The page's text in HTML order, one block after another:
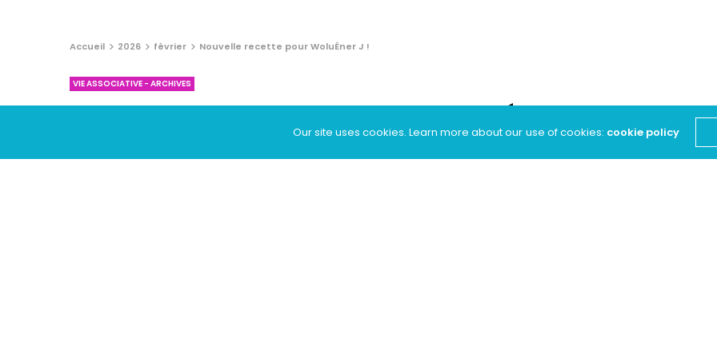
Accueil 2026 février Nouvelle recette pour WoluÉner J !
VIE ASSOCIATIVE - ARCHIVES
Nouvelle recette pour WoluÉner J !
Our site uses cookies. Learn more about our use of cookies: cookie policy